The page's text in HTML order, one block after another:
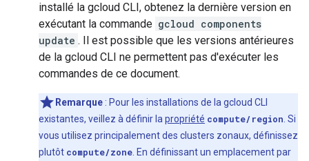
installé la gcloud CLI, obtenez la dernière version en
exécutant la commande gcloud components
update . Il est possible que les versions antérieures
de la gcloud CLI ne permettent pas d'exécuter les
commandes de ce document.
Remarque : Pour les installations de la gcloud CLI
existantes, veillez à définir la propriété compute/region . Si
vous utilisez principalement des clusters zonaux, définissez
plutôt compute/zone . En définissant un emplacement par